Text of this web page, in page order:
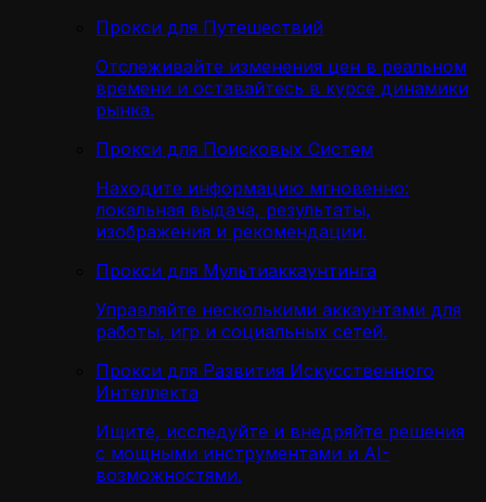
Прокси для Путешествий
Отслеживайте изменения цен в реальном
времени и оставайтесь в курсе динамики
рынка.
Прокси для Поисковых Систем
Находите информацию мгновенно:
локальная выдача, результаты,
изображения и рекомендации.
Прокси для Мультиаккаунтинга
Управляйте несколькими аккаунтами для
работы, игр и социальных сетей.
Прокси для Развития Искусственного
Интеллекта
Ищите, исследуйте и внедряйте решения
с мощными инструментами и AI-
возможностями.